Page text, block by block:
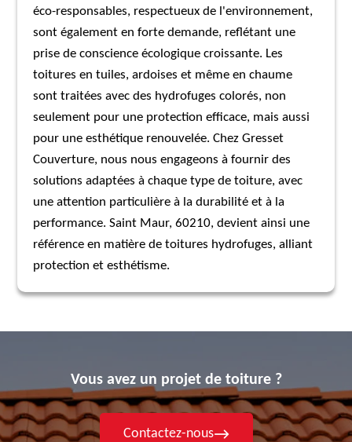
éco-responsables, respectueux de l'environnement,
sont également en forte demande, reflétant une
prise de conscience écologique croissante. Les
toitures en tuiles, ardoises et même en chaume
sont traitées avec des hydrofuges colorés, non
seulement pour une protection efficace, mais aussi
pour une esthétique renouvelée. Chez Gresset
Couverture, nous nous engageons à fournir des
solutions adaptées à chaque type de toiture, avec
une attention particulière à la durabilité et à la
performance. Saint Maur, 60210, devient ainsi une
référence en matière de toitures hydrofuges, alliant
protection et esthétisme.
Vous avez un projet de toiture ?
Contactez-nous